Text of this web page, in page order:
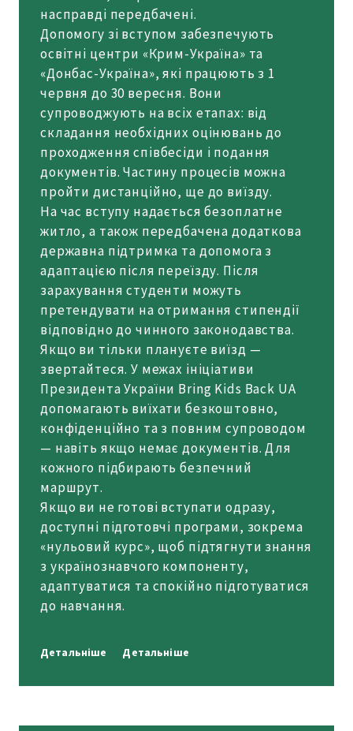
насправді передбачені.
Допомогу зі вступом забезпечують
освітні центри «Крим-Україна» та
«Донбас-Україна», які працюють з 1
червня до 30 вересня. Вони
супроводжують на всіх етапах: від
складання необхідних оцінювань до
проходження співбесіди і подання
документів. Частину процесів можна
пройти дистанційно, ще до виїзду.
На час вступу надається безоплатне
житло, а також передбачена додаткова
державна підтримка та допомога з
адаптацією після переїзду. Після
зарахування студенти можуть
претендувати на отримання стипендії
відповідно до чинного законодавства.
Якщо ви тільки плануєте виїзд —
звертайтеся. У межах ініціативи
Президента України Bring Kids Back UA
допомагають виїхати безкоштовно,
конфіденційно та з повним супроводом
— навіть якщо немає документів. Для
кожного підбирають безпечний
маршрут.
Якщо ви не готові вступати одразу,
доступні підготовчі програми, зокрема
«нульовий курс», щоб підтягнути знання
з українознавчого компоненту,
адаптуватися та спокійно підготуватися
до навчання.
Детальніше Детальніше